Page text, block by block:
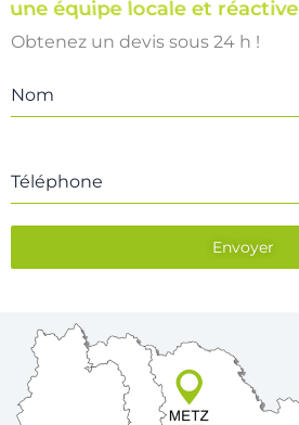
une équipe locale et réactive
Obtenez un devis sous 24 h !
Nom
Téléphone
Envoyer